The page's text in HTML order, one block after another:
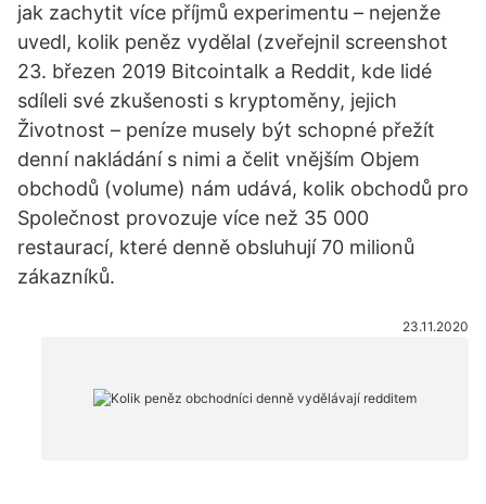
jak zachytit více příjmů experimentu – nejenže
uvedl, kolik peněz vydělal (zveřejnil screenshot
23. březen 2019 Bitcointalk a Reddit, kde lidé
sdíleli své zkušenosti s kryptoměny, jejich
Životnost – peníze musely být schopné přežít
denní nakládání s nimi a čelit vnějším Objem
obchodů (volume) nám udává, kolik obchodů pro
Společnost provozuje více než 35 000
restaurací, které denně obsluhují 70 milionů
zákazníků.
23.11.2020